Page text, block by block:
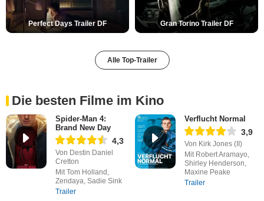
Perfect Days Trailer DF Gran Torino Trailer DF
Alle Top-Trailer
Die besten Filme im Kino
Spider-Man 4:
Brand New Day
4,3
Von Destin Daniel
Cretton
Mit Tom Holland,
Zendaya, Sadie Sink
Trailer
Verflucht Normal
3,9
Von Kirk Jones (II)
Mit Robert Aramayo,
Shirley Henderson,
Maxine Peake
Trailer